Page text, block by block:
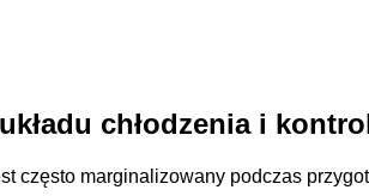
chłodzenia i
często marginalizowany podczas